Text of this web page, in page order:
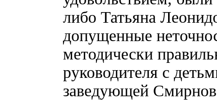
либо Татьяна
допущенные
методически
руководителя с
заведующей